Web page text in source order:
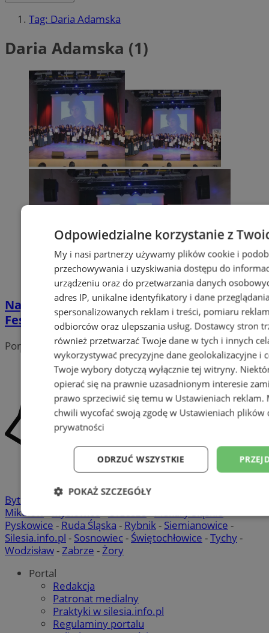
Tag: Daria Adamska
Daria Adamska (1)
Nagrody i emocje na XI Siemianowickim
Festiwalu Piosenki – zwycięzcy i wyróżnieni
Portal należy do sieci
Bytom Chorzów-Gliwice- Katowice
Mikołów-Mysłowice-Orzesze-Piekary Śląskie-
Pyskowice - Ruda Śląska - Rybnik- Siemianowice -
Silesia.info.pl - Sosnowiec- Świętochłowice -Tychy-
Wodzisław-Zabrze -Żory
Portal
Redakcja
Patronat medialny
Praktyki w silesia.info.pl
Regulaminy portalu
Odpowiedzialne korzystanie z
My i nasi partnerzy używamy plików cookie i
przechowywania i uzyskiwania dostępu do
urządzeniu oraz do przetwarzania danych
adres IP, unikalne identyfikatory i dane
spersonalizowanych reklam i treści, pomiaru
odbiorców oraz ulepszania usług. Dostawcy stron
również przetwarzać Twoje dane w tych i innych
wykorzystywać precyzyjne dane geolokalizacyjne i
Twoje wybory dotyczą wyłącznie tej witryny.
opierać się na prawnie uzasadnionym interesie
prawo sprzeciwić się temu w Ustawieniach reklam.
chwili wycofać swoją zgodę w Ustawieniach plików
prywatności
ODRZUĆ WSZYSTKIE
POKAŻ SZCZEGÓŁY
Niezbędne Wydajność